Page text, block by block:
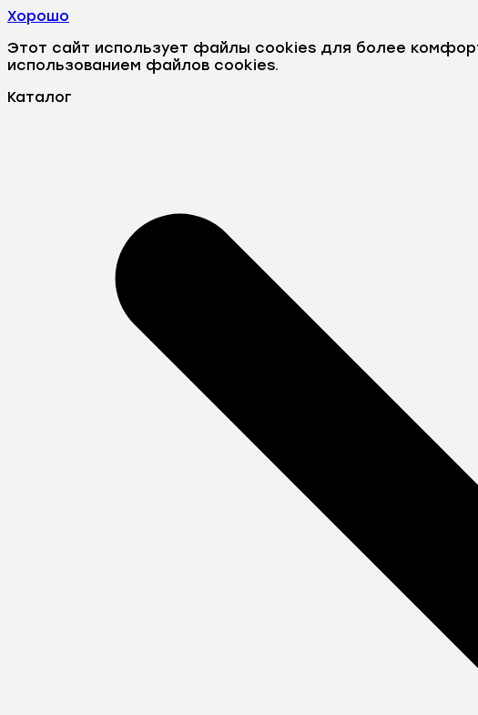
Хорошо
Этот сайт использует файлы cookies для более
использованием файлов cookies.
Каталог